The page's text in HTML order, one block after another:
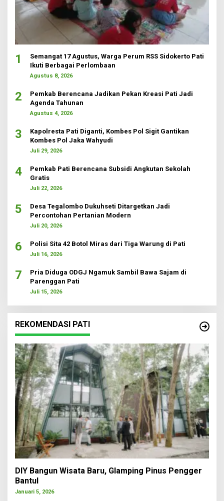
1
Semangat 17 Agustus, Warga Perum RSS Sidokerto Pati
Ikuti Berbagai Perlombaan
Agustus 8, 2026
2
Pemkab Berencana Jadikan Pekan Kreasi Pati Jadi
Agenda Tahunan
Agustus 4, 2026
3
Kapolresta Pati Diganti, Kombes Pol Sigit Gantikan
Kombes Pol Jaka Wahyudi
Juli 29, 2026
4
Pemkab Pati Berencana Subsidi Angkutan Sekolah
Gratis
Juli 22, 2026
5
Desa Tegalombo Dukuhseti Ditargetkan Jadi
Percontohan Pertanian Modern
Juli 20, 2026
6 Polisi Sita 42 Botol Miras dari Tiga Warung di Pati
Juli 16, 2026
7
Pria Diduga ODGJ Ngamuk Sambil Bawa Sajam di
Parenggan Pati
Juli 15, 2026
REKOMENDASI PATI
DIY Bangun Wisata Baru, Glamping Pinus Pengger
Bantul
Januari 5, 2026